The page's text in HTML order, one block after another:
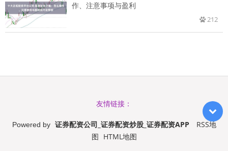
作、注意事项与盈利
212
友情链接：
Powered by 证券配资公司_证券配资炒股_证券配资APP
RSS地
图 HTML地图